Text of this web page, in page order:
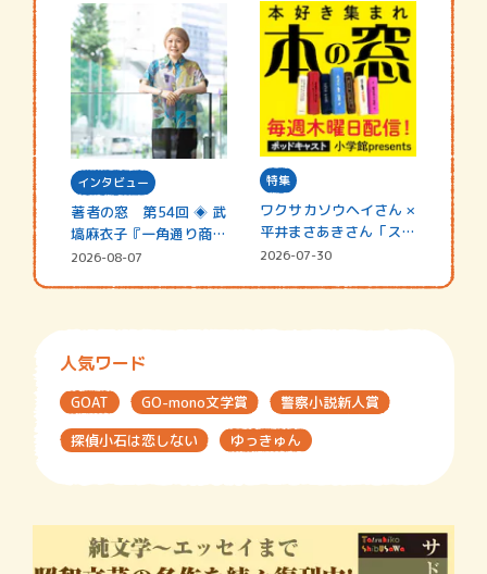
インタビュー
著者の窓 第54回 ◈ 武
塙麻衣子『一角通り商店
街の…
2026-08-07
特集
ワクサカソウヘイさん ×
平井まさあきさん「スペ
シャ…
2026-07-30
人気ワード
GOAT GO-mono文学賞
警察小説新人賞
探偵小石は恋しない
ゆっきゅん